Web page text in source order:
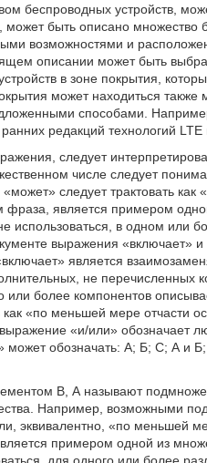
беспроводных устройств,
может быть описано множество
возможностями и
описании может быть
в зоне покрытия,
может находиться также
способами.
редакций технологий LTE
следует
числе следует
следует трактовать как
фраза, является примером
использоваться, в одном или
выражения «включает» и
является
не перечисленных
или более компонентов
«по меньшей мере отчасти
«и/или» обозначает
может обозначать: А; Б; С; А и
В, А называют
Например, возможными
эквивалентно, «по меньшей
примером одной из